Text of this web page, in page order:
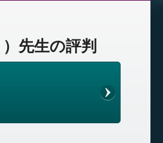
先生の評判